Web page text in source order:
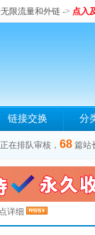
限流量和外链 -> 点入
链接交换 分
在排队审核， 68 篇站
详细